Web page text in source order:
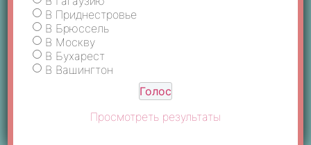
Подпишись на канал NTS
ПОХОЖИЕ НОВОСТИ
Ультрафиолетовое излучение
В Приднестровье
В Брюссель
В Москву
В Бухарест
В Вашингтон
Просмотреть результаты